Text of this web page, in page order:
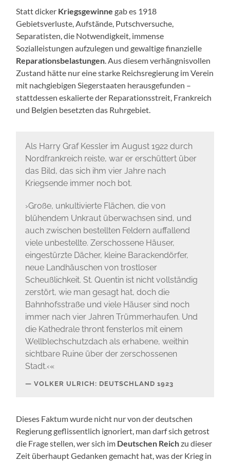
Statt dicker Kriegsgewinnegab es 1918
Gebietsverluste, Aufstände, Putschversuche,
Separatisten, die Notwendigkeit, immense
Sozialleistungen aufzulegen und gewaltige finanzielle
Reparationsbelastungen. Aus diesem verhängnisvollen
Zustand hätte nur eine starke Reichsregierung im Verein
mit nachgiebigen Siegerstaaten herausgefunden –
stattdessen eskalierte der Reparationsstreit, Frankreich
und Belgien besetzten das Ruhrgebiet.
Als Harry Graf Kessler im August 1922 durch
Nordfrankreich reiste, war er erschüttert über
das Bild, das sich ihm vier Jahre nach
Kriegsende immer noch bot.
›Große, unkultivierte Flächen, die von
blühendem Unkraut überwachsen sind, und
auch zwischen bestellten Feldern auffallend
viele unbestellte. Zerschossene Häuser,
eingestürzte Dächer, kleine Barackendörfer,
neue Landhäuschen von trostloser
Scheußlichkeit. St. Quentin ist nicht vollständig
zerstört, wie man gesagt hat, doch die
Bahnhofsstraße und viele Häuser sind noch
immer nach vier Jahren Trümmerhaufen. Und
die Kathedrale thront fensterlos mit einem
Wellblechschutzdach als erhabene, weithin
sichtbare Ruine über der zerschossenen
Stadt.‹«
VOLKER ULRICH: DEUTSCHLAND 1923
Dieses Faktum wurde nicht nur von der deutschen
Regierung geflissentlich ignoriert, man darf sich getrost
die Frage stellen, wer sich im Deutschen Reichzu dieser
Zeit überhaupt Gedanken gemacht hat, was der Krieg in